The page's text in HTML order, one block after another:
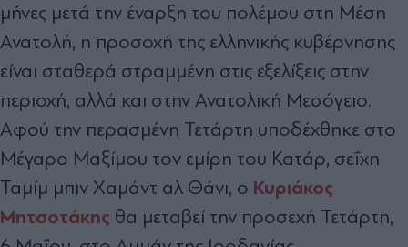
μήνες μετά την έναρξη του πολέμου στη Μέση
Ανατολή, η προσοχή της ελληνικής κυβέρνησης
είναι σταθερά στραμμένη στις εξελίξεις στην
περιοχή, αλλά και στην Ανατολική Μεσόγειο.
Αφού την περασμένη Τετάρτη υποδέχθηκε στο
Μέγαρο Μαξίμου τον εμίρη του Κατάρ, σεΐχη
Ταμίμ μπιν Χαμάντ αλ Θάνι, ο Κυριάκος
Μητσοτάκης θα μεταβεί την προσεχή Τετάρτη,